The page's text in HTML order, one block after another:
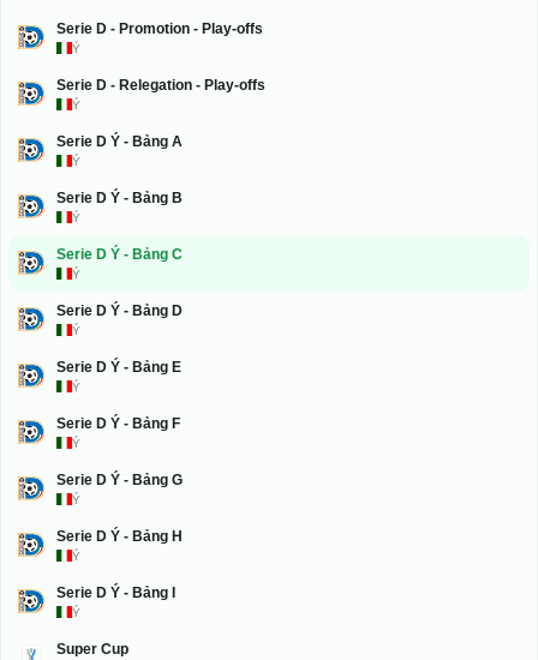
Serie D - Promotion - Play-offs
Ý
Serie D - Relegation - Play-offs
Ý
Serie D Ý - Bảng A
Ý
Serie D Ý - Bảng B
Ý
Serie D Ý - Bảng C
Ý
Serie D Ý - Bảng D
Ý
Serie D Ý - Bảng E
Ý
Serie D Ý - Bảng F
Ý
Serie D Ý - Bảng G
Ý
Serie D Ý - Bảng H
Ý
Serie D Ý - Bảng I
Ý
Super Cup